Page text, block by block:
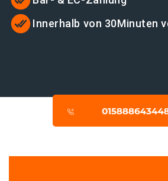
Innerhalb von 30Minuten